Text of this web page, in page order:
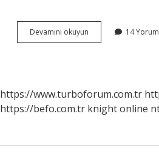
Devamını okuyun
Makinesi
14 Yorum
https://www.turboforum.com.tr
https://befo.com.tr knight online